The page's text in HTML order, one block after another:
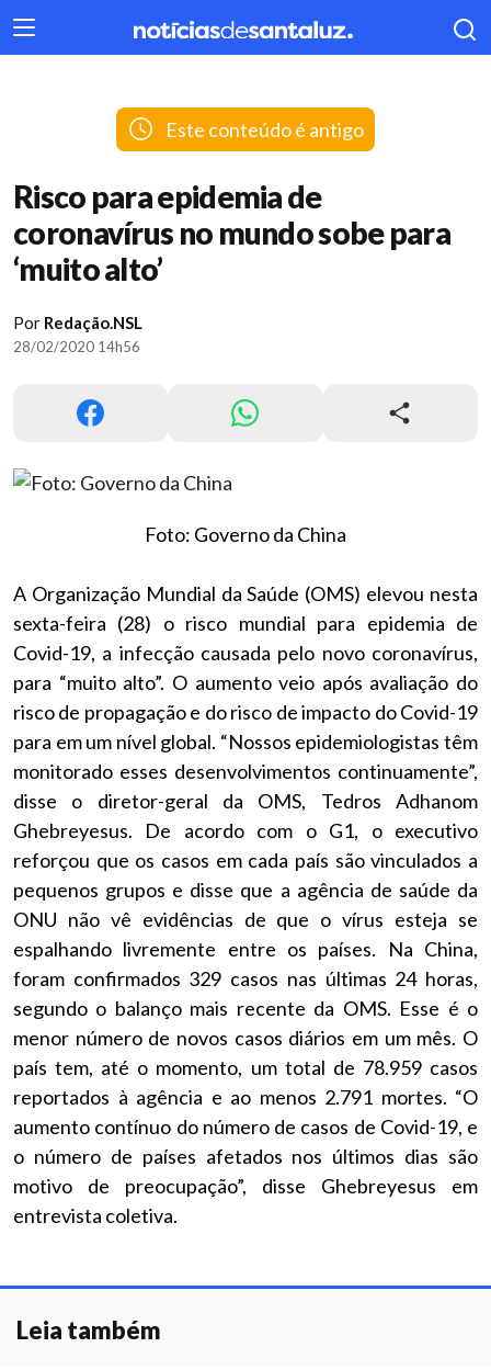
404
Este conteúdo é antigo
Risco para epidemia de
coronavírus no mundo sobe para
‘muito alto’
Por Redação.NSL
28/02/2020 14h56
Foto: Governo da China
A Organização Mundial da Saúde (OMS) elevou nesta
sexta-feira (28) o risco mundial para epidemia de
Covid-19, a infecção causada pelo novo coronavírus,
para “muito alto”. O aumento veio após avaliação do
risco de propagação e do risco de impacto do Covid-19
para em um nível global. “Nossos epidemiologistas têm
monitorado esses desenvolvimentos continuamente”,
disse o diretor-geral da OMS, Tedros Adhanom
Ghebreyesus. De acordo com o G1, o executivo
reforçou que os casos em cada país são vinculados a
pequenos grupos e disse que a agência de saúde da
ONU não vê evidências de que o vírus esteja se
espalhando livremente entre os países. Na China,
foram confirmados 329 casos nas últimas 24 horas,
segundo o balanço mais recente da OMS. Esse é o
menor número de novos casos diários em um mês. O
país tem, até o momento, um total de 78.959 casos
reportados à agência e ao menos 2.791 mortes. “O
aumento contínuo do número de casos de Covid-19, e
o número de países afetados nos últimos dias são
motivo de preocupação”, disse Ghebreyesus em
entrevista coletiva.
Leia também